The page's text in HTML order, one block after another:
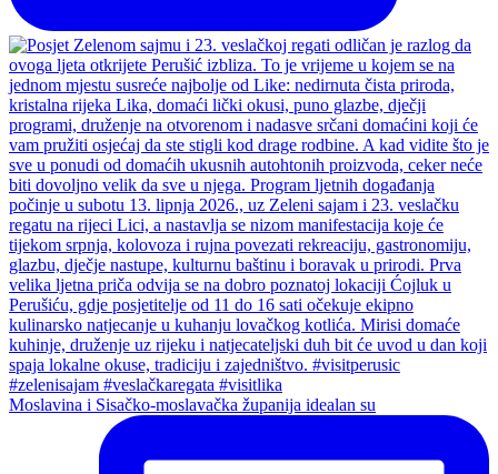
Moslavina i Sisačko-moslavačka županija idealan su